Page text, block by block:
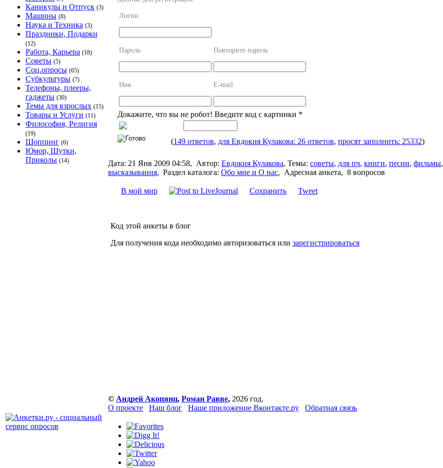
Каникулы и Отпуск (3)
Машины (8)
Наука и Техника (3)
Праздники, Подарки
(12)
Работа, Карьера (18)
Советы (5)
Соц.опросы (65)
Субкультуры (7)
Телефоны, плееры,
гаджеты (30)
Темы для взрослых (15)
Товары и Услуги (11)
Философия, Религия
(19)
Шоппинг (6)
Юмор, Шутки,
Приколы (14)
Логин
Пароль Повторите пароль
Ник E-mail
Докажите, что вы не робот! Введите код с картинки *
(149 ответов, для Евдокия Кулакова: 26 ответов, просят заполнить: 25332)
Дата: 21 Янв 2009 04:58, Автор: Евдокия Кулакова, Темы: советы, для пч, книги, песни, фильмы,
высказывания, Раздел каталога: Обо мне и О нас, Адресная анкета, 8 вопросов
В мой мир Сохранить Tweet
Код этой анкеты в блог
Для получения кода необходимо авторизоваться или зарегистрироваться
© Андрей Акопянц, Роман Равве, 2026 год.
О проекте
Наш блог Наше приложение Вконтакте.ру Обратная связь